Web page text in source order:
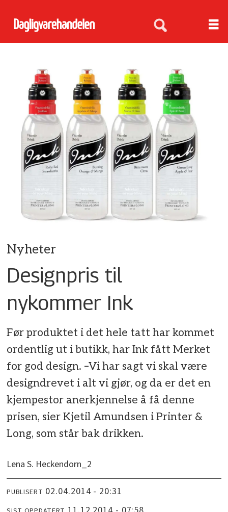
Nyheter
Designpris til
nykommer Ink
Før produktet i det hele tatt har kommet
ordentlig ut i butikk, har Ink fått Merket
for god design. –Vi har sagt vi skal være
designdrevet i alt vi gjør, og da er det en
kjempestor anerkjennelse å få denne
prisen, sier Kjetil Amundsen i Printer &
Long, som står bak drikken.
Lena S. Heckendorn_2
PUBLISERT 02.04.2014 - 20:31